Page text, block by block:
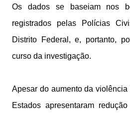
Os dados se baseiam nos
registrados pelas Polícias
Distrito Federal, e, portanto,
curso da investigação.
Apesar do aumento da
Estados apresentaram